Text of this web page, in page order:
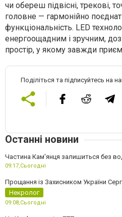
чи обереш підвісні, трекові,
головне — гармонійно
функціональність. LED
енергоощадним і зручним,
простір, у якому завжди
Поділіться та підписуйтесь на
Останні новини
Частина Кам'янця залишиться без
09:17,Сьогодні
Прощання із Захисником України
Некролог
09:08,Сьогодні